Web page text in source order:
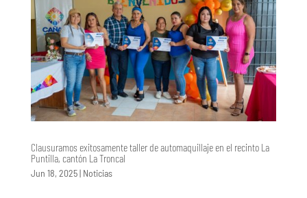
Clausuramos exitosamente taller de automaquillaje en el recinto La
Puntilla, cantón La Troncal
Jun 18, 2025| Noticias